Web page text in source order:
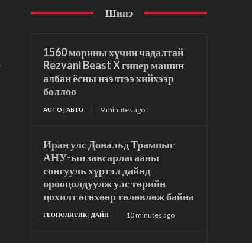
Шинэ
1560 морины хүчин чадалтай
Rezvani Beast X гипер машин
албан ёсны нээлтээ хийхээр
боллоо
AUTO | АВТО 9 minutes ago
Иран улс Дональд Трампыг
АНУ-ын завсарлагааны
сонгууль хүртэл дайнд
орооцолдуулж улс төрийн
цохилт өгөхөөр төлөвлөж байна
ГЕОПОЛИТИК | ДАЙН 10 minutes ago